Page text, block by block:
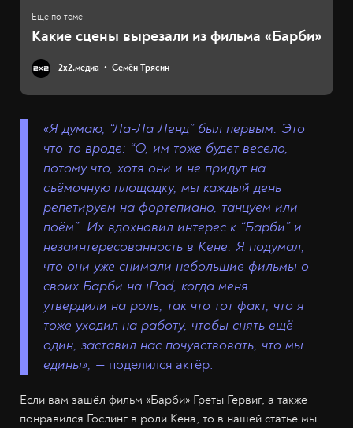
Какие сцены вырезали из фильма «Барби»
2х2.медиа Семён Трясин
«Я думаю, “Ла-Ла Ленд” был первым. Это
что-то вроде: “О, им тоже будет весело,
потому что, хотя они и не придут на
съёмочную площадку, мы каждый день
репетируем на фортепиано, танцуем или
поём”. Их вдохновил интерес к “Барби” и
незаинтересованность в Кене. Я подумал,
что они уже снимали небольшие фильмы о
своих Барби на iPad, когда меня
утвердили на роль, так что тот факт, что я
тоже уходил на работу, чтобы снять ещё
один, заставил нас почувствовать, что мы
едины», — поделился актёр.
Если вам зашёл фильм «Барби» Греты Гервиг, а также
понравился Гослинг в роли Кена, то в нашей статье мы